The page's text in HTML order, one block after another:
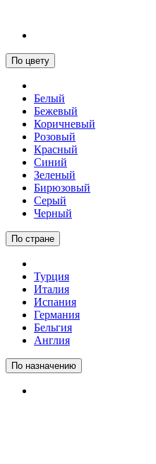
По цвету
Белый
Бежевый
Коричневый
Розовый
Красный
Синий
Зеленый
Бирюзовый
Серый
Черный
По стране
Турция
Италия
Испания
Германия
Бельгия
Англия
По назначению